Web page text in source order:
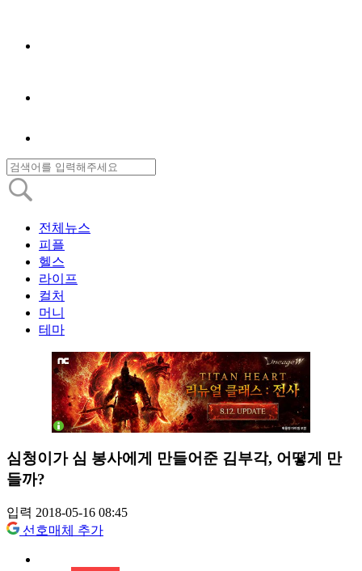
전체뉴스
피플
헬스
라이프
컬처
머니
테마
심청이가 심 봉사에게 만들어준 김부각, 어떻게 만
들까?
입력 2018-05-16 08:45
선호매체 추가